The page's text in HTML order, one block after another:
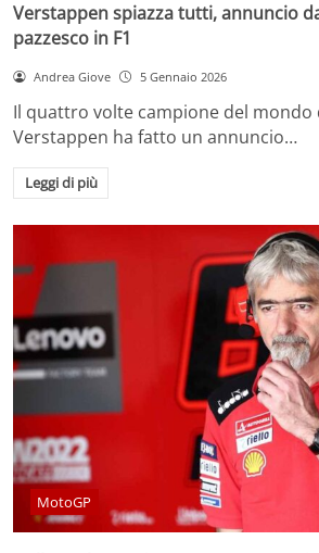
Verstappen spiazza tutti, annuncio
pazzesco in F1
Andrea Giove 5 Gennaio 2026
Il quattro volte campione del mondo
Verstappen ha fatto un annuncio…
Leggi di più
MotoGP